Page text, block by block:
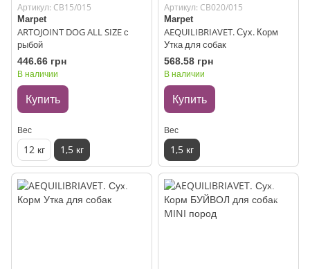
Артикул: CB15/015
Marpet
ARTOJOINT DOG ALL SIZE с
рыбой
446.66 грн
В наличии
Купить
Вес
12 кг 1,5 кг
Артикул: CB020/015
Marpet
AEQUILIBRIAVET. Сух. Корм
Утка для собак
568.58 грн
В наличии
Купить
Вес
1,5 кг